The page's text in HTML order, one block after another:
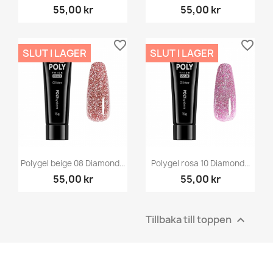
55,00 kr 55,00 kr
Polygel beige 08 Diamond...
55,00 kr
SLUT I LAGER
favorite_border
Polygel rosa 10 Diamond...
55,00 kr
SLUT I LAGER
favorite_border
Tillbaka till toppen 